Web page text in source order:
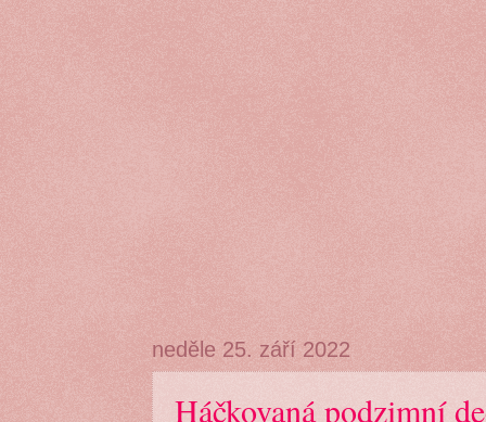
neděle 25. září 2022
Háčkovaná podzimní